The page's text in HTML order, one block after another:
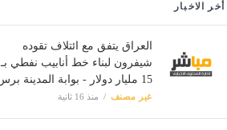
أخر الاخبار
العراق يتفق مع ائتلاف تقوده
شيفرون لبناء خط أنابيب نفطي بـ
15 مليار دولار - بوابة المدينة برس
غير مصنف منذ 16 ثانية